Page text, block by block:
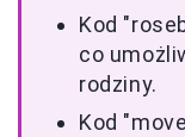
Kod
co
rodziny.
Kod